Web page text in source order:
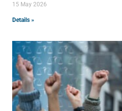
15 May 2026
Details »